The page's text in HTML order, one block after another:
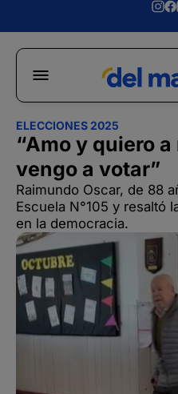
ELECCIONES 2025
“Amo y quiero
vengo a votar”
Raimundo Oscar, de 88
Escuela N°105 y resaltó
en la democracia.